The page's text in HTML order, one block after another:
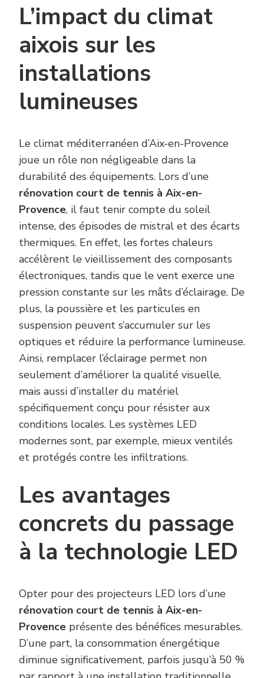
L’impact du climat
aixois sur les
installations
lumineuses
Le climat méditerranéen d’Aix-en-Provence
joue un rôle non négligeable dans la
durabilité des équipements. Lors d’une
rénovation court de tennis à Aix-en-
Provence, il faut tenir compte du soleil
intense, des épisodes de mistral et des écarts
thermiques. En effet, les fortes chaleurs
accélèrent le vieillissement des composants
électroniques, tandis que le vent exerce une
pression constante sur les mâts d’éclairage. De
plus, la poussière et les particules en
suspension peuvent s’accumuler sur les
optiques et réduire la performance lumineuse.
Ainsi, remplacer l’éclairage permet non
seulement d’améliorer la qualité visuelle,
mais aussi d’installer du matériel
spécifiquement conçu pour résister aux
conditions locales. Les systèmes LED
modernes sont, par exemple, mieux ventilés
et protégés contre les infiltrations.
Les avantages
concrets du passage
à la technologie LED
Opter pour des projecteurs LED lors d’une
rénovation court de tennis à Aix-en-
Provence présente des bénéfices mesurables.
D’une part, la consommation énergétique
diminue significativement, parfois jusqu’à 50 %